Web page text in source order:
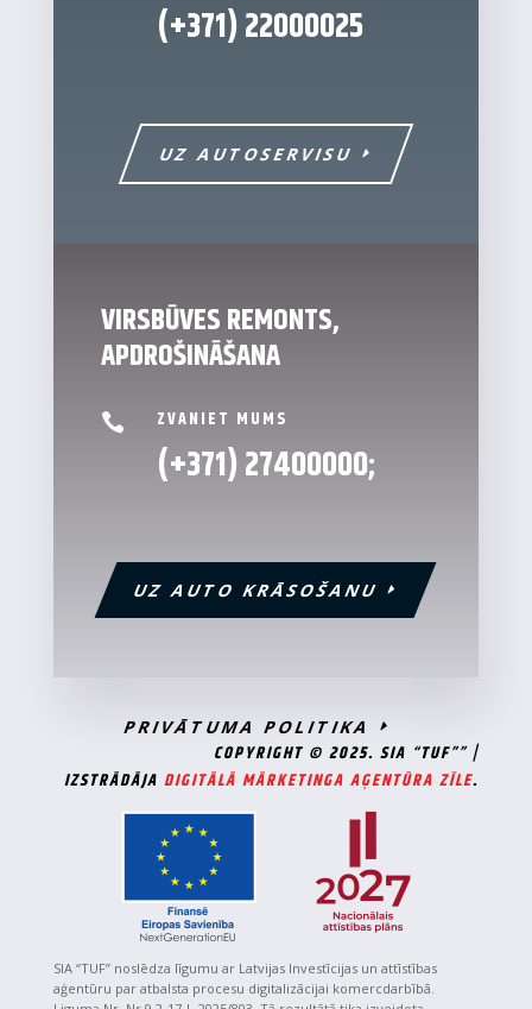
(+371)22000025
UZ AUTOSERVISU
VIRSBŪVES REMONTS,
APDROŠINĀŠANA
 ZVANIET MUMS
(+371)27400000;
UZ AUTO KRĀSOŠANU
PRIVĀTUMA POLITIKA
COPYRIGHT © 2025. SIA “TUF”” |
IZSTRĀDĀJADIGITĀLĀ MĀRKETINGA AĢENTŪRA ZĪLE.
SIA “TUF” noslēdza līgumu ar Latvijas Investīcijas un attīstības
aģentūru par atbalsta procesu digitalizācijai komercdarbībā.